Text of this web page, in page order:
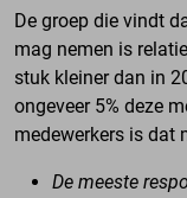
De groep die vindt
mag nemen is
stuk kleiner dan in
ongeveer 5% deze
medewerkers is dat
De meeste